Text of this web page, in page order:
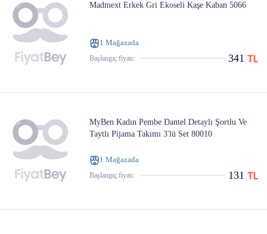
Madmext Erkek Gri Ekoseli Kaşe Kaban 5066
1 Mağazada
Başlangıç ​​fiyatı: 341
MyBen Kadın Pembe Dantel Detaylı Şortlu Ve
Taytlı Pijama Takımı 3'lü Set 80010
1 Mağazada
Başlangıç ​​fiyatı: 131